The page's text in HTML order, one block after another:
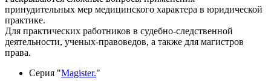
принудительных мер медицинского характера в юридической
практике.
Для практических работников в судебно-следственной
деятельности, ученых-правоведов, а также для магистров
права.
Серия "Magister."